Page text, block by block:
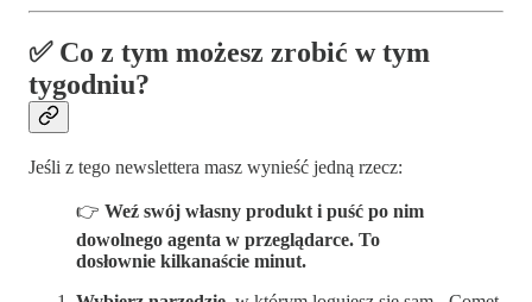
✅ Co z tym możesz zrobić w tym
tygodniu?
Jeśli z tego newslettera masz wynieść jedną rzecz:
👉 Weź swój własny produkt i puść po nim
dowolnego agenta w przeglądarce. To
dosłownie kilkanaście minut.